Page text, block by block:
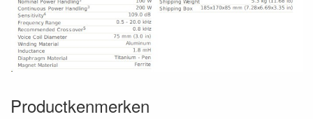
Productkenmerken